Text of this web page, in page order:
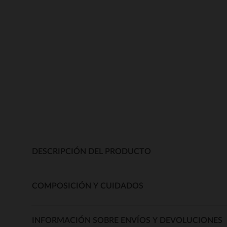
DESCRIPCIÓN DEL PRODUCTO
COMPOSICIÓN Y CUIDADOS
INFORMACIÓN SOBRE ENVÍOS Y DEVOLUCIONES